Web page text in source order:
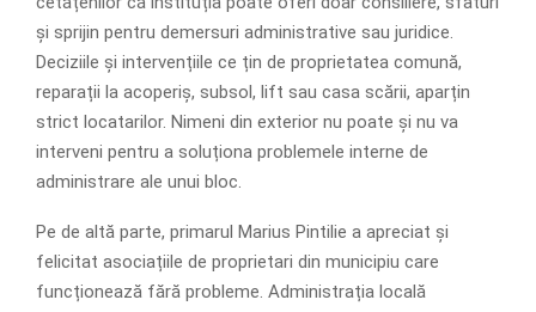
și sprijin pentru demersuri administrative sau juridice.
Deciziile și intervențiile ce țin de proprietatea comună,
reparații la acoperiș, subsol, lift sau casa scării, aparțin
strict locatarilor. Nimeni din exterior nu poate și nu va
interveni pentru a soluționa problemele interne de
administrare ale unui bloc.
Pe de altă parte, primarul Marius Pintilie a apreciat și
felicitat asociațiile de proprietari din municipiu care
funcționează fără probleme. Administrația locală